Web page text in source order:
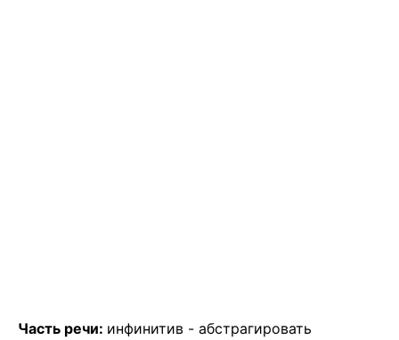
Часть речи: инфинитив - абстрагировать